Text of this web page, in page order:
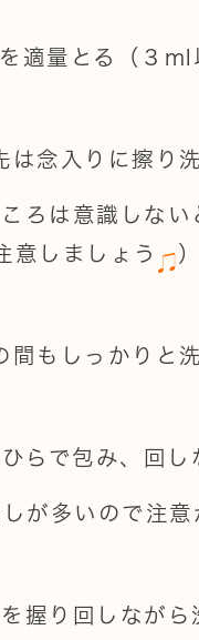
適量とる（３ml
念入りに擦り洗
ろは意識しな
意しましょう
）
もしっかりと洗
らで包み、回し
しが多いので注
握り回しながら